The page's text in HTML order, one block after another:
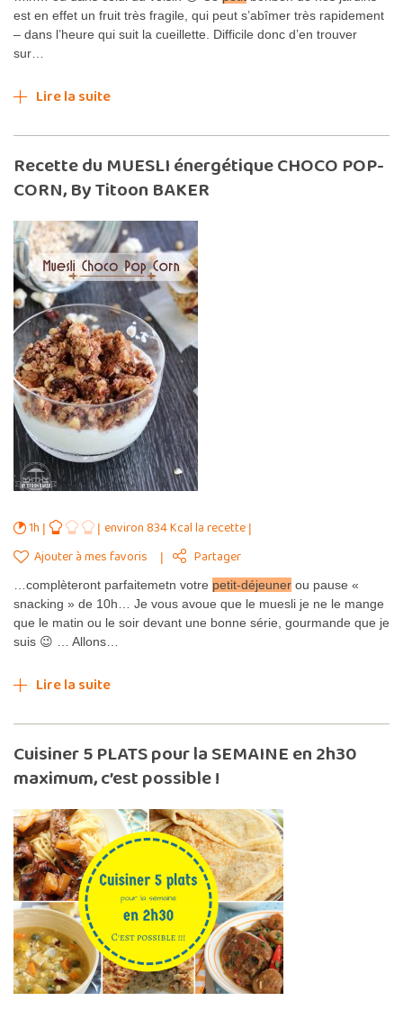
est en effet un fruit très fragile, qui peut s’abîmer très rapidement
– dans l’heure qui suit la cueillette. Difficile donc d’en trouver
sur…
Lire la suite
Recette du MUESLI énergétique CHOCO POP-
CORN, By Titoon BAKER
1h
environ 834 Kcal la recette
Ajouter à mes favoris
Partager
…complèteront parfaitemetn votre petit-déjeuner ou pause «
snacking » de 10h… Je vous avoue que le muesli je ne le mange
que le matin ou le soir devant une bonne série, gourmande que je
suis 😉 … Allons…
Lire la suite
Cuisiner 5 PLATS pour la SEMAINE en 2h30
maximum, c’est possible !